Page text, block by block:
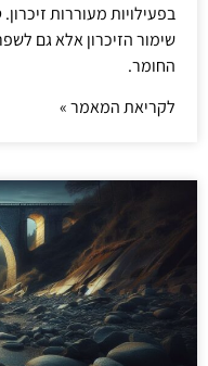
בפעילויות מעוררות
שימור הזיכרון אלא גם
החומר.
לקריאת המאמר »